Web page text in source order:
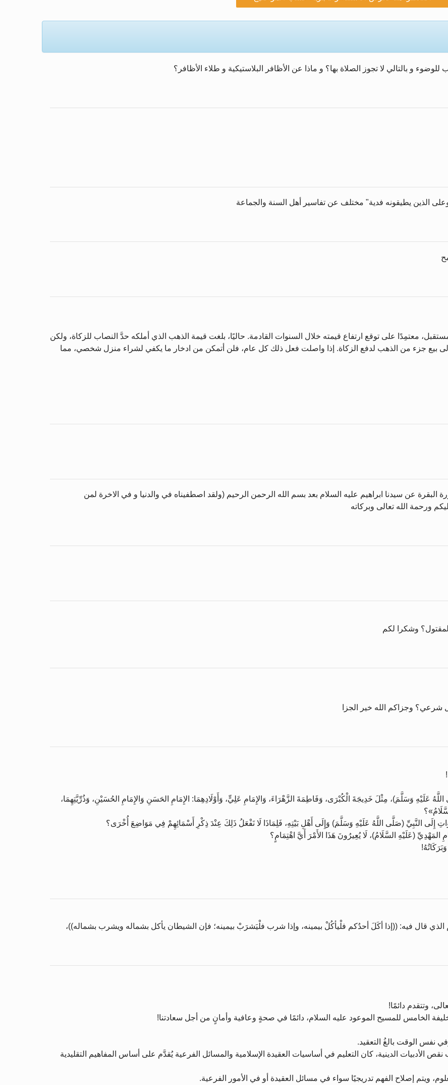
وأحكامه >> المزيد
وأحكامه >> المزيد
و بالتالي لا تجوز الصلاة بها؟ و ماذا عن الأظافر البلاستيكية و طلاء الأظافر؟
الذين يطيقونه فدية" مختلف عن تفاسير أهل السنة والجماعة
معتمِدًا على توقع ارتفاع قيمته خلال السنوات القادمة. حاليًا، بلغت قيمة الذهب الذي أملكه حدَّ النصاب للزكاة، ولكن
إلى بيع جزء من الذهب لدفع الزكاة. إذا واصلت فعل ذلك كل عام، فلن أتمكن من ادخار ما يكفي لشراء منزل شخصي، مما
البقرة عن سيدنا ابراهيم عليه السلام بعد بسم الله الرحمن الرحيم (ولقد اصطفيناه في والدنيا و في الاخرة لمن
ورحمة الله تعالى وبركاته
وشكرا لكم
شرعي؟ وجزاكم الله خير الجزا
عَلَيْهِ وَسَلَّمَ)، مِثْلَ خَدِيجَةَ الْكُبْرَى، وَفَاطِمَةَ الزَّهْرَاءَ، وَالإِمَامِ عَلِيٍّ، وَأَوْلَادِهِمَا: الإِمَامِ الحَسَنِ وَالإِمَامِ الحُسَيْنِ، وَذُرِّيَّتِهِمَا،
إِلَى النَّبِيِّ (صَلَّى اللَّهُ عَلَيْهِ وَسَلَّمَ) وَإِلَى أَهْلِ بَيْتِهِ، فَلِمَاذَا لَا نَفْعَلُ ذَلِكَ عِنْدَ ذِكْرِ أَسْمَائِهِمْ فِي مَوَاضِعَ أُخْرَى؟
المَهْدِيِّ (عَلَيْهِ السَّلَامُ)، لَا يُعِيرُونَ هَذَا الأَمْرَ أَيَّ اهْتِمَامٍ؟
قال فيه: ((إذا أكَلَ أحدُكم فلْيأكُلْ بيمينه، وإذا شرب فلْيَشرَبْ بيمينه؛ فإن الشيطان يأكل بشماله ويشرب بشماله))،
وتتقدم دائمًا!
الخامس للمسيح الموعود عليه السلام، دائمًا في صحةٍ وعافية وأمانٍ من أجل سعادتنا!
نفس الوقت بالغُ التعقيد.
الأدبيات الدينية، كان التعليم في أساسيات العقيدة الإسلامية والمسائل الفرعية يُقدَّم على أساس المفاهيم التقليدية
ويتم إصلاح الفهم تدريجيًا سواء في مسائل العقيدة أو في الأمور الفرعية.